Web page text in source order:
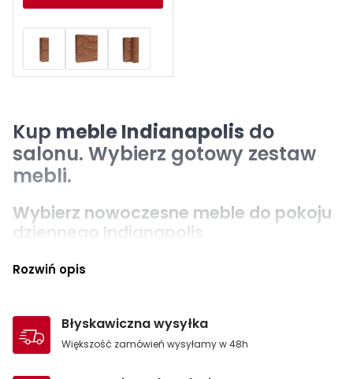
Kup meble Indianapolis do
salonu. Wybierz gotowy zestaw
mebli.
Wybierz nowoczesne meble do pokoju
dziennego Indianapolis
Meble do pokoju dziennego
współczesnych mieszkań. Produkty marki Jarstol łączą
nowoczesnemeble Natural
Kup eleganckie meble do salonu oraz
Rozwiń opis
Błyskawiczna wysyłka
Większość zamówień wysyłamy w 48h